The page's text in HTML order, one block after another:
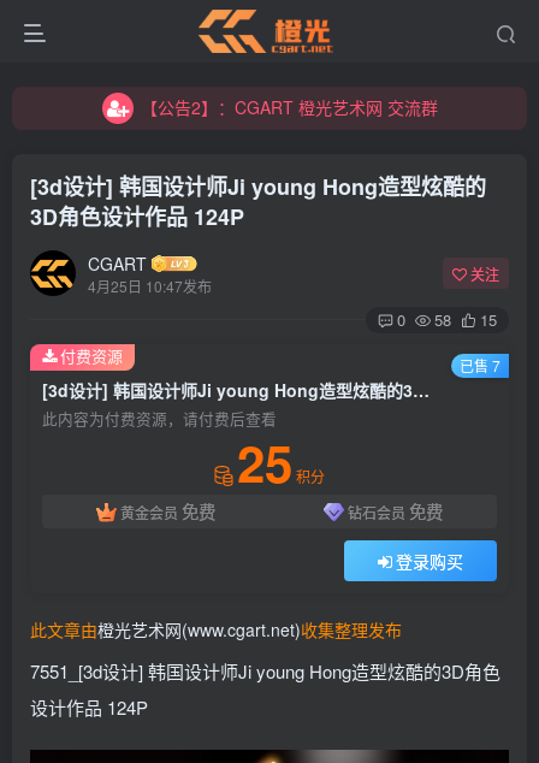
【公告2】：CGART 橙光艺术网 交流群
【公告2】：CGART 橙光艺术网 交流群
[3d设计] 韩国设计师Ji young Hong造型炫酷的
3D角色设计作品 124P
CGART
4月25日 10:47发布
关注
0 58 15
[3d设计] 韩国设计师Ji young Hong造型炫酷的3D角色设计作品 124P
此内容为付费资源，请付费后查看
25 积分
黄金会员 免费 钻石会员 免费
登录购买
付费资源 已售 7
此文章由橙光艺术网(www.cgart.net)收集整理发布
7551_[3d设计] 韩国设计师Ji young Hong造型炫酷的3D角色
设计作品 124P
登录
没有账号？立即注册
用户名/手机号/邮箱
登录密码
找回密码
登录
社交账号登录
QQ登录